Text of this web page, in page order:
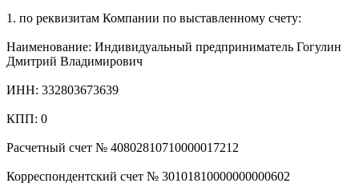
1. по реквизитам Компании по выставленному счету:
Наименование: Индивидуальный предприниматель Гогулин
Дмитрий Владимирович
ИНН: 332803673639
КПП: 0
Расчетный счет № 40802810710000017212
Корреспондентский счет № 30101810000000000602